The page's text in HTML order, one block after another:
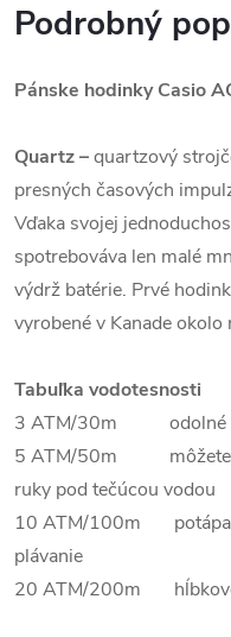
Podrobný
Pánske hodinky Casio
Quartz–quartzový
presných časových
Vďaka svojej
spotrebováva len malé
výdrž batérie. Prvé
vyrobené v Kanade
Tabuľka vodotesnosti
3 ATM/30m odolné
5 ATM/50m môžete
ruky pod tečúcou vodou
10 ATM/100m
plávanie
20 ATM/200m